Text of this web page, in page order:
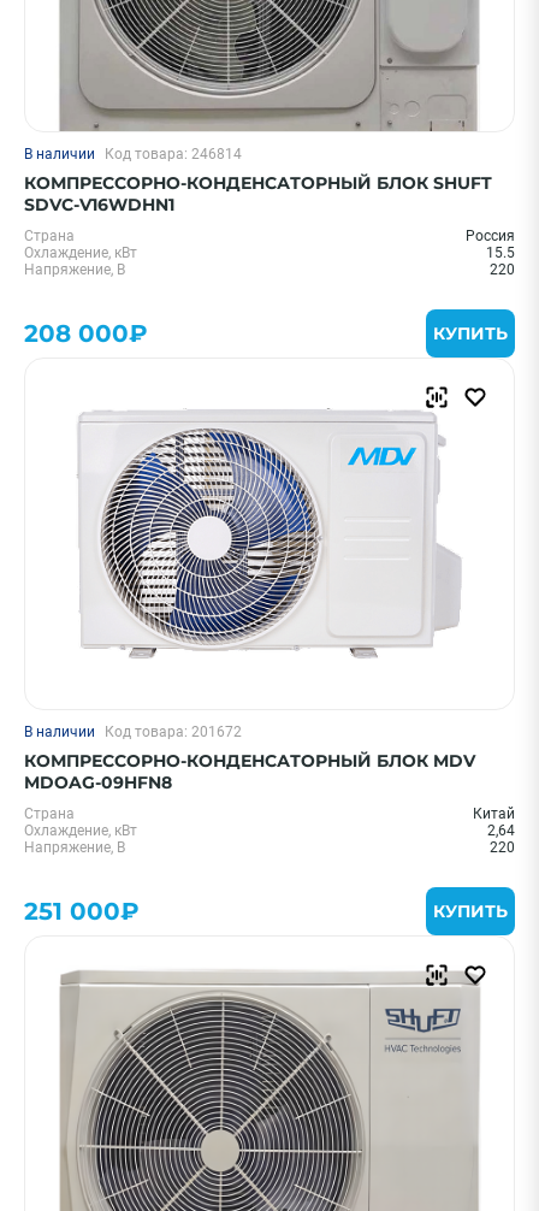
В наличии Код товара: 246814
КОМПРЕССОРНО-КОНДЕНСАТОРНЫЙ БЛОК SHUFT
SDVC-V16WDHN1
Страна
Россия
Охлаждение, кВт
15.5
Напряжение, В
220
208 000₽ КУПИТЬ
В наличии Код товара: 201672
КОМПРЕССОРНО-КОНДЕНСАТОРНЫЙ БЛОК MDV
MDOAG-09HFN8
Страна
Китай
Охлаждение, кВт
2,64
Напряжение, В
220
251 000₽ КУПИТЬ